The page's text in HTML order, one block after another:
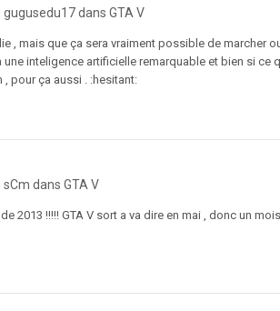
gugusedu17 dans GTA V
, mais que ça sera vraiment possible de marcher
une inteligence artificielle remarquable et bien si
, pour ça aussi . :hesitant:
sCm dans GTA V
2013 !!!!! GTA V sort a va dire en mai , donc un